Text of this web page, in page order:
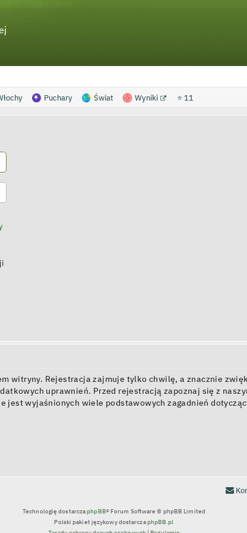
Puchary Świat Wyniki ⭐ 11
witryny. Rejestracja zajmuje tylko chwilę, a znacznie
uprawnień. Przed rejestracją zapoznaj się z
jest wyjaśnionych wiele podstawowych zagadnień
Technologię dostarczaphpBB® Forum Software © phpBB Limited
Polski pakiet językowy dostarczaphpBB.pl